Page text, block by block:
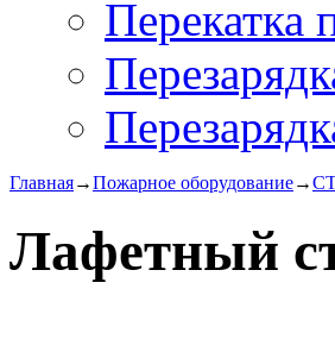
Перекатка
Главная→Пожарное оборудование→
Лафетный